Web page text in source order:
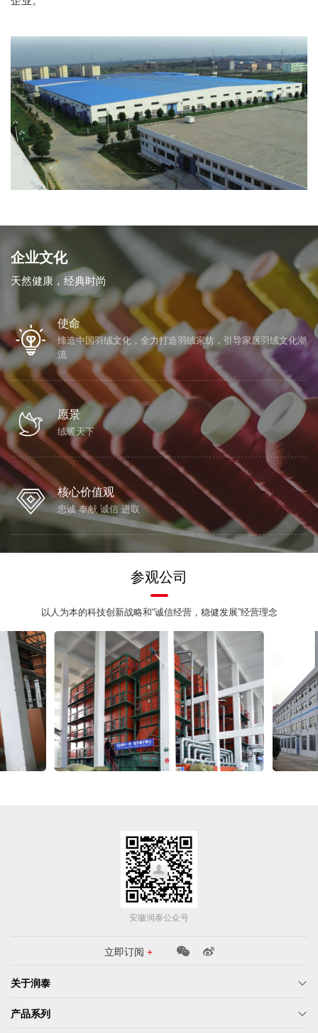
企业文化
天然健康，经典时尚
使命
缔造中国羽绒文化，全力打造羽绒家纺，引导家居羽绒文化潮
流
愿景
绒暖天下
核心价值观
忠诚 奉献 诚信 进取
参观公司
以人为本的科技创新战略和“诚信经营，稳健发展”经营理念
安徽润泰公众号
立即订阅 +
关于润泰
产品系列
立即提交